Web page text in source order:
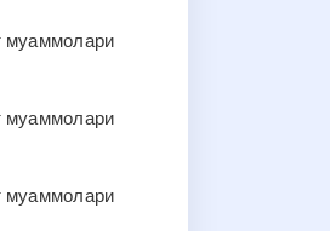
муаммолари
муаммолари
муаммолари